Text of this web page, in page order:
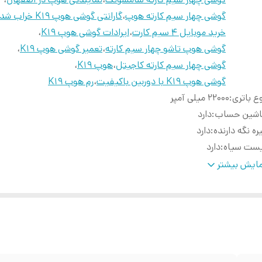
گوشی چهار سیم کارته هوپ،گارانتی گوشی هوپ K19 خراب شد
خرید موبایل 4 سیم کارت
،ایرادات گوشی هوپ K19
،
گوشی هوپ تاشو چهار سیم کارته،تعمیر گوشی هوپ K19
،
گوشی چهار سیم کارته کاجیتل،هوپ K19
،
گوشی هوپ K19 با دوربین باکیفیت
،رم هوپ K19
باتری:22000 میلی آمپر
حساب:دارد
نگه دارنده:دارد
سیاه:دارد
صفحه نمایش
بیشتر